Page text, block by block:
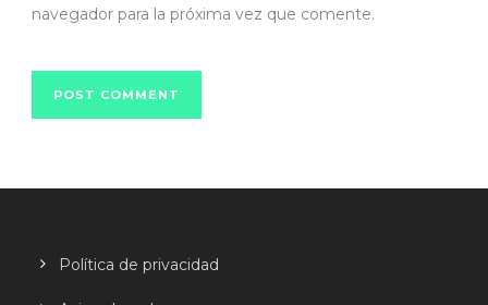
navegador para la próxima vez que comente.
Política de privacidad